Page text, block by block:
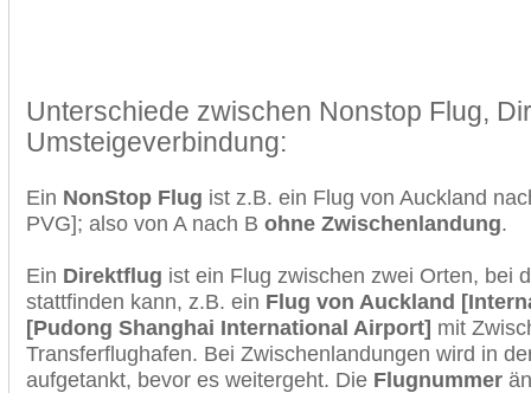
Unterschiede zwischen Nonstop Flug,
Umsteigeverbindung:
Ein NonStop Flug ist z.B. ein Flug von Auckland
PVG]; also von A nach B ohne Zwischenlandung.
Ein Direktflug ist ein Flug zwischen zwei Orten, bei
stattfinden kann, z.B. ein Flug von Auckland
[Pudong Shanghai International Airport] mit
Transferflughafen. Bei Zwischenlandungen wird in
aufgetankt, bevor es weitergeht. Die Flugnummer